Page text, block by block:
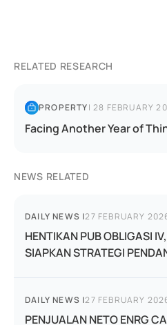
RELATED RESEARCH
PROPERTY|28 FEBRUARY
Facing Another Year of
NEWS RELATED
DAILY NEWS |27 FEBRUARY
HENTIKAN PUB OBLIGASI
SIAPKAN STRATEGI
DAILY NEWS |27 FEBRUARY
PENJUALAN NETO ENRG